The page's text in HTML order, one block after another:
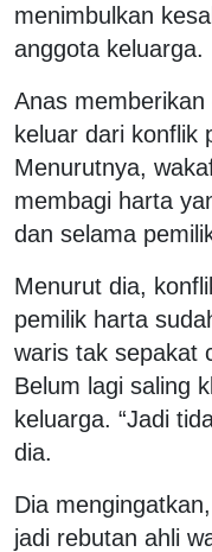
menimbulkan
anggota keluarga.
Anas
keluar dari konflik
Menurutnya,
membagi harta
dan selama
Menurut dia,
pemilik harta
waris tak sepakat
Belum lagi saling
keluarga. “Jadi
dia.
Dia
jadi rebutan ahli